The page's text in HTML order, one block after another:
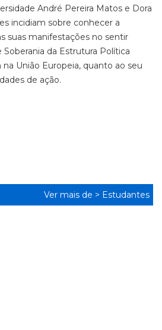
André Pereira Matos e Dora
incidiam sobre conhecer a
suas manifestações no sentir
da Estrutura Política
União Europeia, quanto ao seu
de ação.
Ver mais de > Estudantes